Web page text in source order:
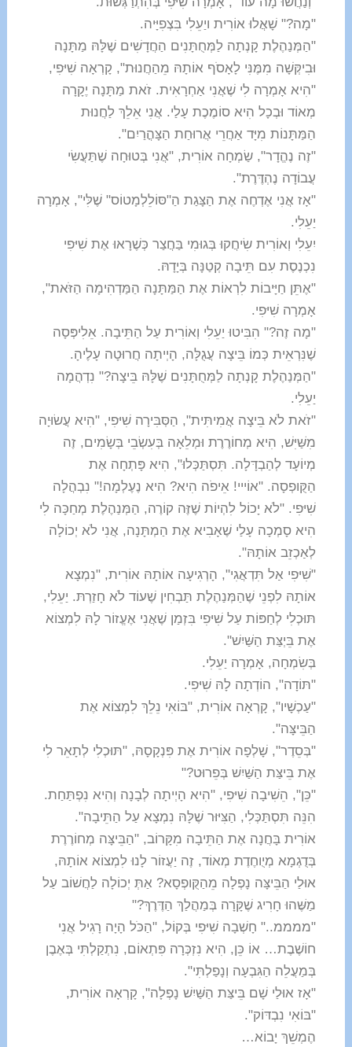
"מָה?" שָׁאֲלוּ אוֹרִית ויַעֵלִי בִּצְפִיָּיה.
"הַמְּנַהֶלֶת קָנְתָה לַמְּחֻתָּנִים הַחֲדָשִׁים שֶׁלָּהּ מַתָּנָה
וּבִיקְּשָׁה מִמֶּנִּי לָאָסֹף אוֹתָהּ מֵהַחֲנוּת", קָרְאָה שִׁיּפִי,
"הִיא אָמְרָה לִי שֶׁאֲנִי אַחְרָאִית. זֹאת מַתָּנָה יֶקָרָה
מְאוֹד וּבְכָל הִיא סוֹמֶכֶת עָלַי. אֲנִי אֵלֵךְ לַחֲנוּת
הַמַּתָּנוֹת מִיָּד אַחֲרֵי אֲרוּחַת הַצָּהֳרַיִם".
"זֶה נֶהֱדָר", שַׂמְחָה אוֹרִית, "אֲנִי בְּטוּחָה שֶׁתַּעֲשִׂי
עֲבוֹדָה נֶהְדֶּרֶת".
"אָז אֲנִי אֶדְחֶה אֶת הַצָּגַת הַ"סּוֹלֵלְמָטוֹס" שֶׁלִּי", אָמְרָה
יַעֵלִי.
יִעֵלִי וְאוֹרִית שִׂיחֲקוּ בְּגוּמִי בַּחֲצַר כְּשֶׁרָאוּ אֶת שִׁיּפִי
נִכְנֶסֶת עִם תֵּיבָה קְטַנָּה בְּיָדָהּ.
"אֶתֵּן חַיָּיבוֹת לִרְאוֹת אֶת הַמַּתָּנָה הַמַּדְהִימָה הַזֹּאת",
אָמְרָה שִׁיּפִי.
"מָה זֶה?" הִבִּיטוּ יַעֵלִי וְאוֹרִית עַל הַתֵּיבָה. אֵלִיפְּסָה
שֶׁנִּרְאֵית כְּמוֹ בֵּיצָה עֲגֻלָּה, הָיְיתָה חֲרוּטָה עָלֶיהָ.
"הַמְּנַהֶלֶת קָנְתָה לַמְּחֻתָּנִים שֶׁלָּהּ בֵּיצָה?" נִדְהֲמָה
יַעֵלִי.
"זֹאת לֹא בֵּיצָה אֲמִיתִּית", הַסְּבִּירָה שִׁיּפִי, "הִיא עֲשׂוּיָה
מִשַּׁיִּשׁ, הִיא מְחוֹרֶרֶת וּמְלֵאָה בְּעִשְׂבֵי בְּשָׂמִים, זֶה
מְיוֹעָד לְהַבְדָּלָה. תִּסְתַּכְּלוּ", הִיא פָּתְחָה אֶת
הַקֻּופְסָה. "אוֹייי! אֵיפֹה הִיא? הִיא נֶעֶלְמָה!" נִבְהֲלָה
שִׁיּפִי. "לֹא יָכוֹל לִהְיוֹת שֶׁזֶּה קוֹרֶה, הַמְּנַהֶלֶת מְחַכָּה לִי
הִיא סָמְכָה עָלַי שֶׁאָבִיא אֶת הַמְתָּנָה, אֲנִי לֹא יְכוֹלָה
לְאַכְזֵב אוֹתָהּ".
"שִׁיּפִי אַל תִּדְאֲגִי", הָרְגִיעָה אוֹתָהּ אוֹרִית, "נִמְצָא
אוֹתָהּ לִפְנֵי שֶׁהַמְּנַהֶלֶת תַּבְחִין שֶׁעוֹד לֹא חָזַרְתּ. יַעֵלִי,
תּוּכְלִי לְחַפּוֹת עַל שִׁיּפִי בִּזְמַן שֶׁאֲנִי אֶעֱזוֹר לָהּ לִמְצוֹא
אֶת בֵּיְצַּת הַשַּׁיִשׁ".
בְּשִׂמְחָה, אָמְרָה יַעֵלִי.
"תּוֹדָה", הוֹדְתָה לָהּ שִׁיּפִי.
"עַכְשָׁיו", קָרְאָה אוֹרִית, "בּוֹאִי נֵלֵךְ לִמְצוֹא אֶת
הַבֵּיצָּה".
"בְּסֵדֶר", שָׁלְפָה אוֹרִית אֶת פִּנְקָסָהּ, "תּוּכְלִי לְתָאֵר לִי
אֶת בֵּיצַּת הַשַּׁיִשׁ בְּפֵרוּט?"
"כֵּן", הֵשִׁיבָה שִׁיּפִי, "הִיא הָיְיתָה לְבָנָה וְהִיא נִפְתַּחַת.
הִנֵּה תִּסְתַּכְּלִי, הַצִּיּוּר שֶׁלָּהּ נִמְצָא עַל הַתֵּיבָה".
אוֹרִית בָּחֲנָה אֶת הַתֵּיבָה מִקָּרוֹב, "הַבֵּיצָּה מְחוֹרֶרֶת
בְּדֻגְמָא מְיֻוחֶדֶת מְאוֹד, זֶה יַעֲזוֹר לָנוּ לִמְצוֹא אוֹתָהּ,
אוּלַי הַבֵּיצָּה נָפְלָה מֵהַקֻּופְסָא? אַתְּ יְכוֹלָה לַחֲשׁוֹב עַל
מַשֶּׁהוּ חָרִיג שֶׁקָּרָה בְּמַהֲלַךְ הַדֶּרֶךְ?"
"ממממ.." חָשְׁבָה שִׁיּפִי בְּקוֹל, "הַכֹּל הָיָה רָגִיל אֲנִי
חוֹשֶׁבֶת… אוֹ כֵּן, הִיא נִזְכְּרָה פִּתְאוֹם, נִתְקַלְתִּי בְּאֶבֶן
בְּמַעֲלֵה הַגִּבְעָה וְנָפַלְתִּי".
"אָז אוּלַי שָׁם בֵּיצַּת הַשַּׁיִשׁ נָפְלָה", קָרְאָה אוֹרִית,
"בּוֹאִי נִבְדּוֹק".
הֶמְשֵׁךְ יָבוֹא…